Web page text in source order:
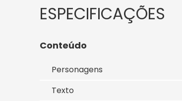
Conteúdo
Personagens
Texto